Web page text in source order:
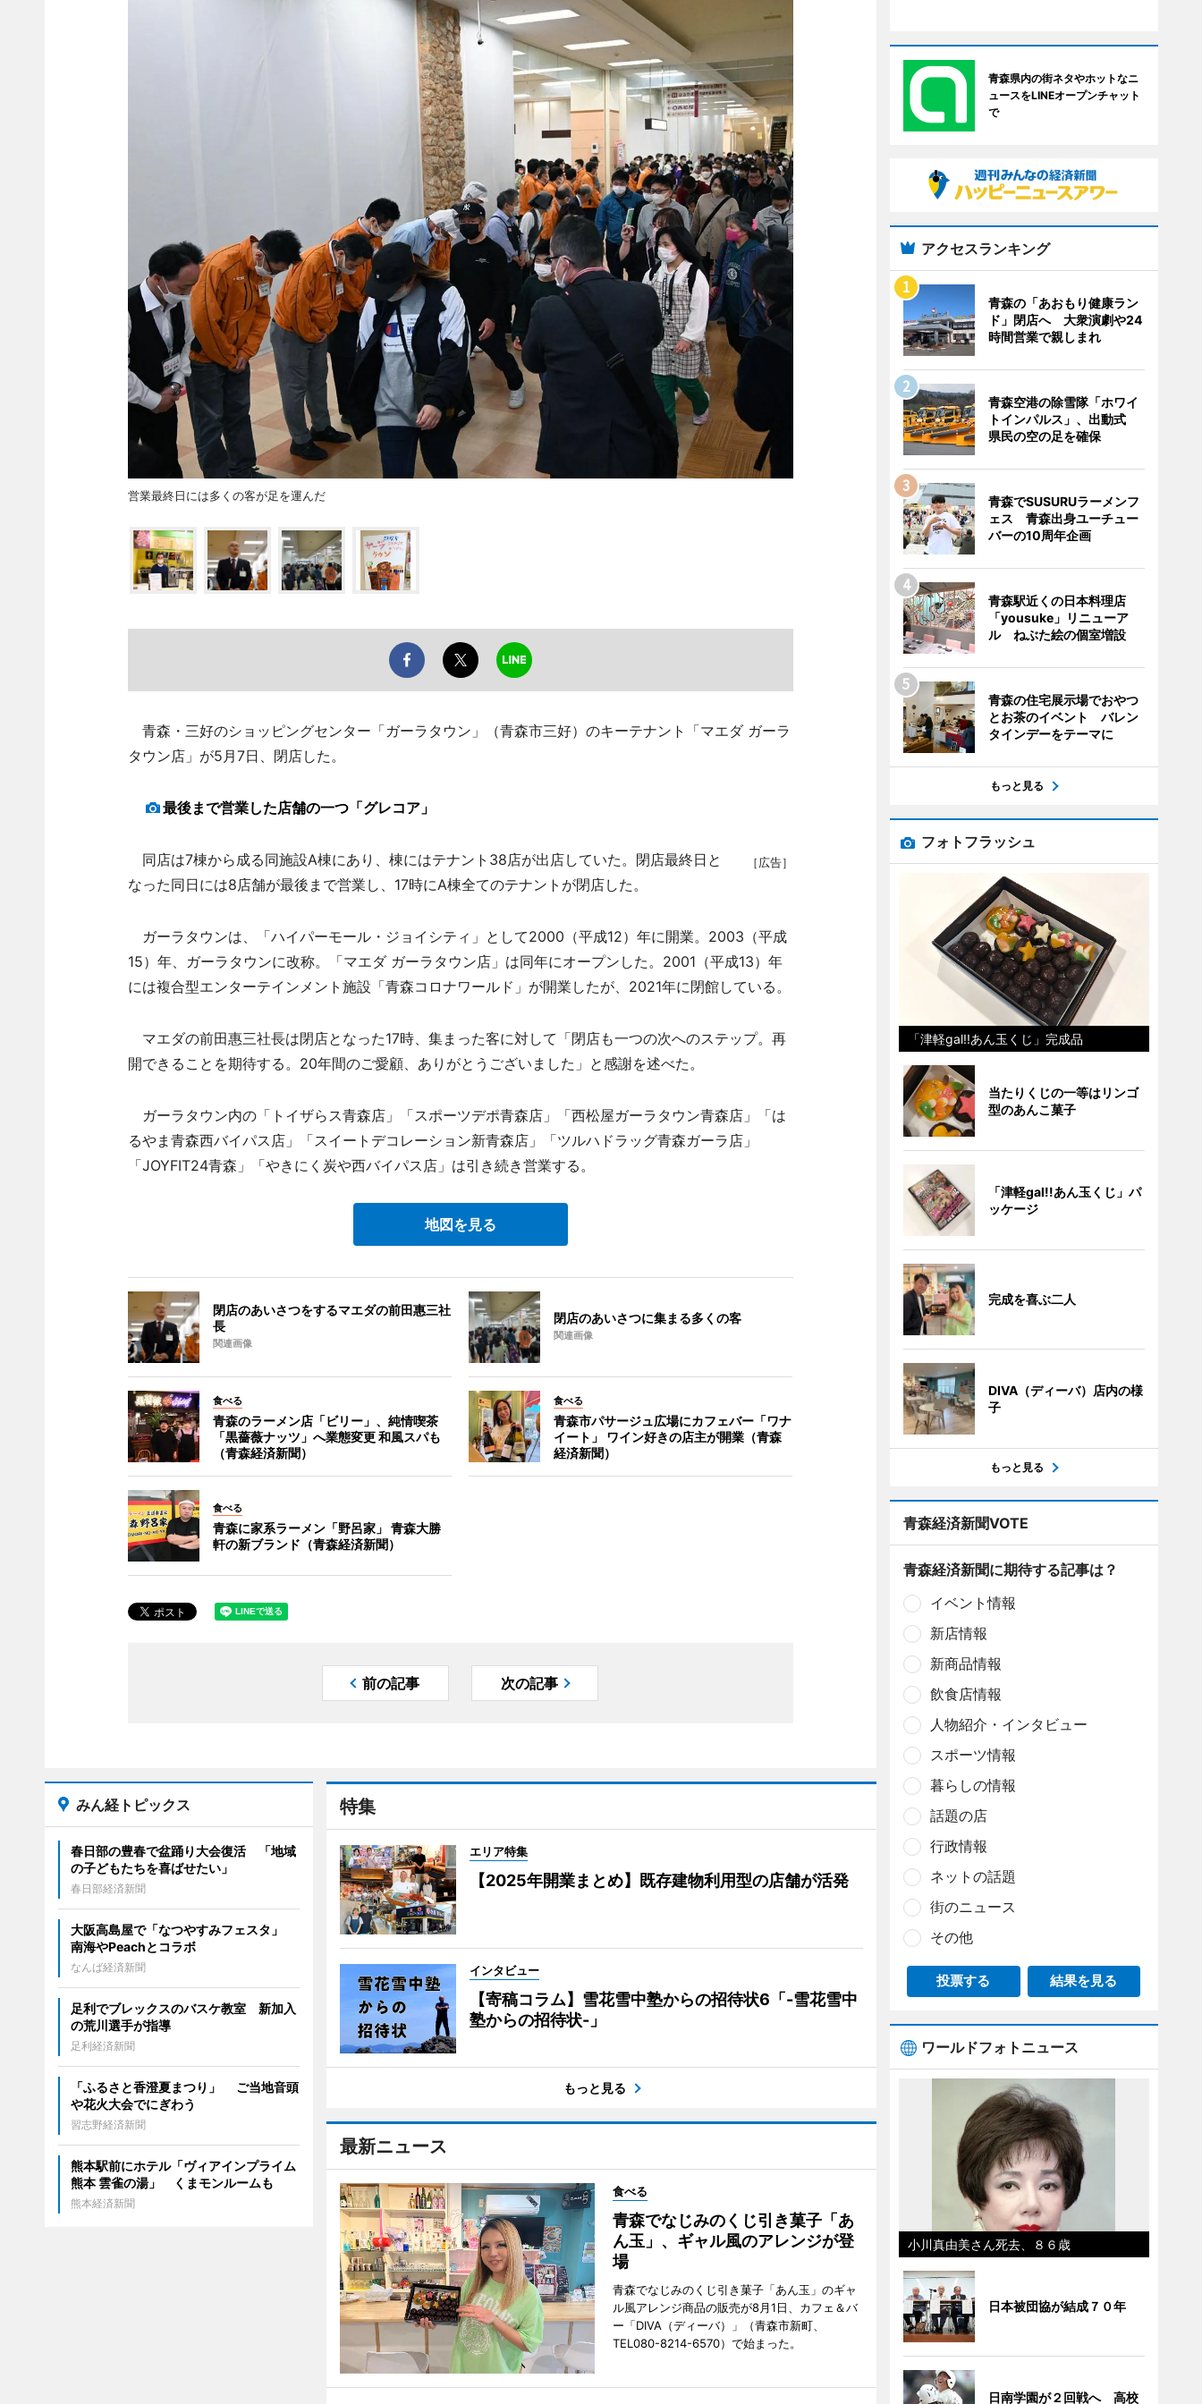
営業最終日には多くの客が足を運んだ
青森・三好のショッピングセンター「ガーラタウン」（青森市三好）のキーテナント「マエダ ガーラ
タウン店」が5月7日、閉店した。
最後まで営業した店舗の一つ「グレコア」
［広告］
同店は7棟から成る同施設A棟にあり、棟にはテナント38店が出店していた。閉店最終日と
なった同日には8店舗が最後まで営業し、17時にA棟全てのテナントが閉店した。
ガーラタウンは、「ハイパーモール・ジョイシティ」として2000（平成12）年に開業。2003（平成
15）年、ガーラタウンに改称。「マエダ ガーラタウン店」は同年にオープンした。2001（平成13）年
には複合型エンターテインメント施設「青森コロナワールド」が開業したが、2021年に閉館している。
マエダの前田惠三社長は閉店となった17時、集まった客に対して「閉店も一つの次へのステップ。再
開できることを期待する。20年間のご愛顧、ありがとうございました」と感謝を述べた。
ガーラタウン内の「トイザらス青森店」「スポーツデポ青森店」「西松屋ガーラタウン青森店」「は
るやま青森西バイパス店」「スイートデコレーション新青森店」「ツルハドラッグ青森ガーラ店」
「JOYFIT24青森」「やきにく炭や西バイパス店」は引き続き営業する。
地図を見る
閉店のあいさつをするマエダの前田惠三社
長
関連画像
閉店のあいさつに集まる多くの客
関連画像
食べる
青森のラーメン店「ビリー」、純情喫茶
「黒薔薇ナッツ」へ業態変更 和風スパも
（青森経済新聞）
食べる
青森市パサージュ広場にカフェバー「ワナ
イート」 ワイン好きの店主が開業（青森
経済新聞）
食べる
青森に家系ラーメン「野呂家」 青森大勝
軒の新ブランド（青森経済新聞）
前の記事 次の記事
特集
エリア特集
【2025年開業まとめ】既存建物利用型の店舗が活発
インタビュー
【寄稿コラム】雪花雪中塾からの招待状6「-雪花雪中
塾からの招待状-」
もっと見る
最新ニュース
食べる
青森でなじみのくじ引き菓子「あ
ん玉」、ギャル風のアレンジが登
場
青森でなじみのくじ引き菓子「あん玉」のギャ
ル風アレンジ商品の販売が8月1日、カフェ＆バ
ー「DIVA（ディーバ）」（青森市新町、
TEL080-8214-6570）で始まった。
みん経トピックス
春日部の豊春で盆踊り大会復活 「地域
の子どもたちを喜ばせたい」
春日部経済新聞
大阪高島屋で「なつやすみフェスタ」
南海やPeachとコラボ
なんば経済新聞
足利でブレックスのバスケ教室 新加入
の荒川選手が指導
足利経済新聞
「ふるさと香澄夏まつり」 ご当地音頭
や花火大会でにぎわう
習志野経済新聞
熊本駅前にホテル「ヴィアインプライム
熊本 雲雀の湯」 くまモンルームも
熊本経済新聞
青森県内の街ネタやホットなニ
ュースをLINEオープンチャット
で
アクセスランキング
青森の「あおもり健康ラン
ド」閉店へ 大衆演劇や24
時間営業で親しまれ
青森空港の除雪隊「ホワイ
トインパルス」、出動式
県民の空の足を確保
青森でSUSURUラーメンフ
ェス 青森出身ユーチュー
バーの10周年企画
青森駅近くの日本料理店
「yousuke」リニューア
ル ねぶた絵の個室増設
青森の住宅展示場でおやつ
とお茶のイベント バレン
タインデーをテーマに
もっと見る
フォトフラッシュ
「津軽gal!!あん玉くじ」完成品
当たりくじの一等はリンゴ
型のあんこ菓子
「津軽gal!!あん玉くじ」パ
ッケージ
完成を喜ぶ二人
DIVA（ディーバ）店内の様
子
もっと見る
青森経済新聞VOTE
青森経済新聞に期待する記事は？
イベント情報
新店情報
新商品情報
飲食店情報
人物紹介・インタビュー
スポーツ情報
暮らしの情報
話題の店
行政情報
ネットの話題
街のニュース
その他
投票する 結果を見る
ワールドフォトニュース
小川真由美さん死去、８６歳
日本被団協が結成７０年
日南学園が２回戦へ 高校